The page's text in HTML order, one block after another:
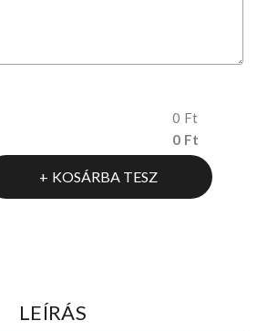
0 Ft
0 Ft
KOSÁRBA TESZ
LEÍRÁS